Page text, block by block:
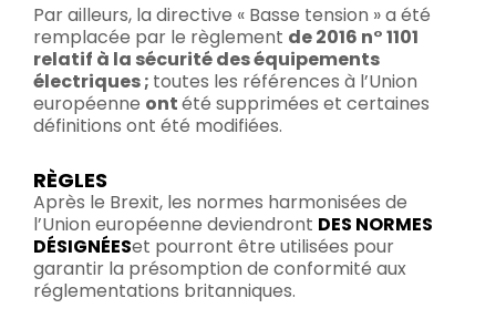
Par ailleurs, la directive « Basse tension » a été
remplacée par le règlement de 2016 n° 1101
relatif à la sécurité des équipements
électriques ; toutes les références à l’Union
européenne ontété supprimées et certaines
définitions ont été modifiées.
RÈGLES
Après le Brexit, les normes harmonisées de
l’Union européenne deviendront DES NORMES
DÉSIGNÉESet pourront être utilisées pour
garantir la présomption de conformité aux
réglementations britanniques.